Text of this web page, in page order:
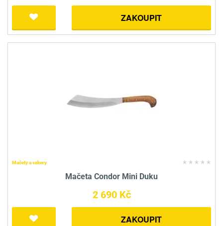
ZAKOUPIT
Mačety a sekery
Mačeta Condor Mini Duku
2 690 Kč
ZAKOUPIT